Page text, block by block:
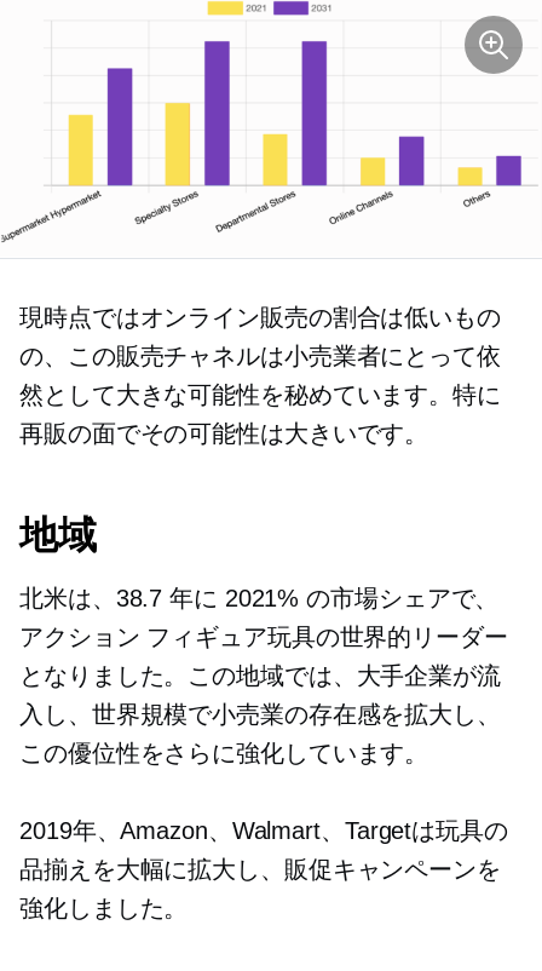
現時点ではオンライン販売の割合は低いもの
の、この販売チャネルは小売業者にとって依
然として大きな可能性を秘めています。特に
再販の面でその可能性は大きいです。
地域
北米は、38.7 年に 2021% の市場シェアで、
アクション フィギュア玩具の世界的リーダー
となりました。この地域では、大手企業が流
入し、世界規模で小売業の存在感を拡大し、
この優位性をさらに強化しています。
2019年、Amazon、Walmart、Targetは玩具の
品揃えを大幅に拡大し、販促キャンペーンを
強化しました。